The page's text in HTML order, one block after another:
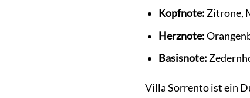
Kopfnote: Zitrone,
Herznote:
Basisnote:
Villa Sorrento ist ein